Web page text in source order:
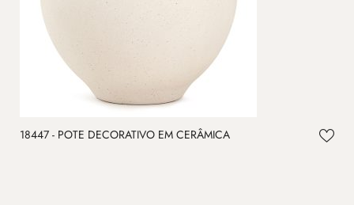
18447 - POTE DECORATIVO EM CERÂMICA